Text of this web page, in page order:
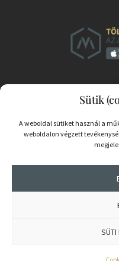
Sütik
A weboldal sütiket használ a
weboldalon végzett
SÜTI
PARTNEREK